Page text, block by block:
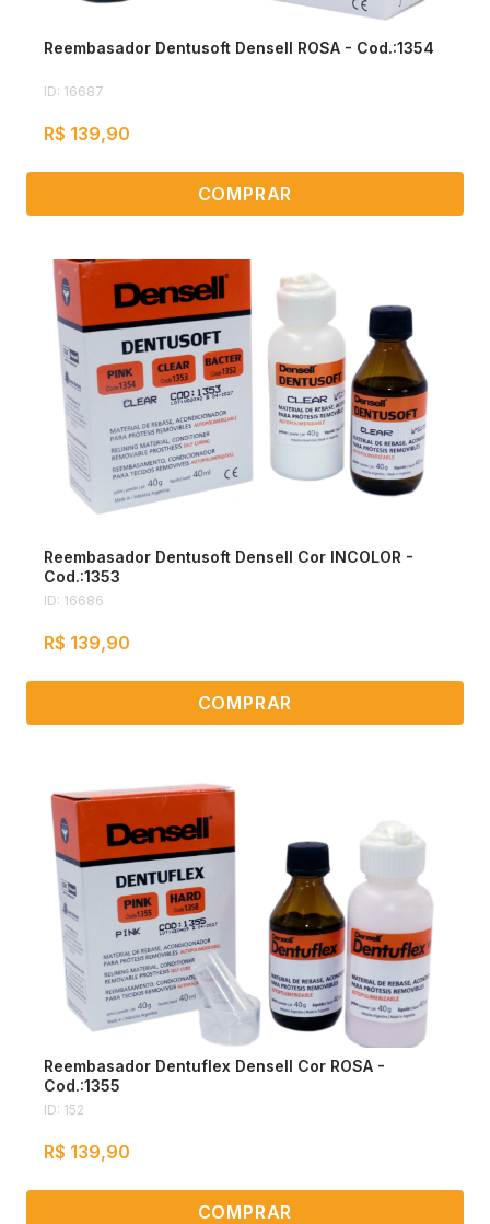
Reembasador Dentusoft Densell ROSA - Cod.:1354
ID: 16687
R$ 139,90
COMPRAR
Reembasador Dentusoft Densell Cor INCOLOR -
Cod.:1353
ID: 16686
R$ 139,90
COMPRAR
Reembasador Dentuflex Densell Cor ROSA -
Cod.:1355
ID: 152
R$ 139,90
COMPRAR